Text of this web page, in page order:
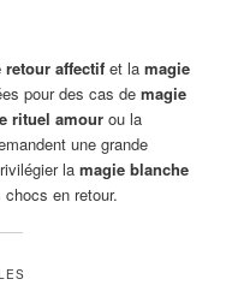
affectif et lamagie
pour des cas demagie
rituel amour ou la
une grande
lamagie blanche
en retour.